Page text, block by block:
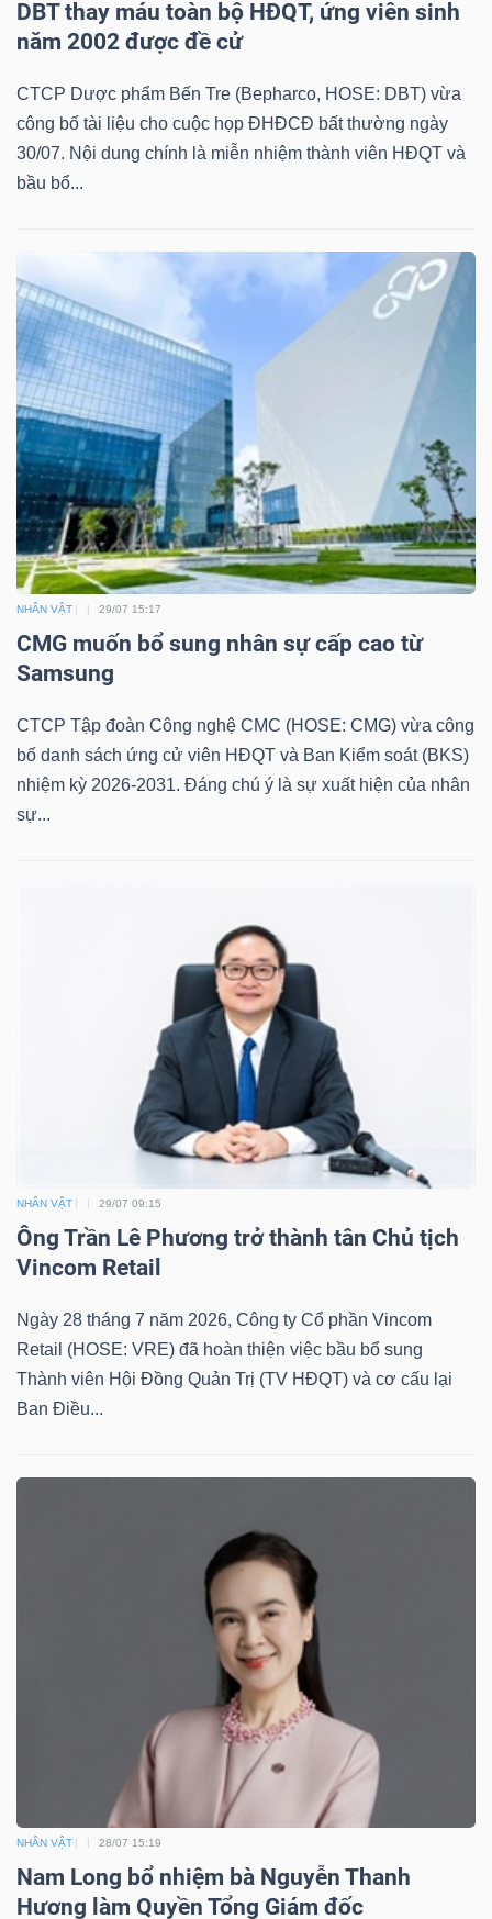
DBT thay máu toàn bộ HĐQT, ứng viên sinh
năm 2002 được đề cử
CTCP Dược phẩm Bến Tre (Bepharco, HOSE: DBT) vừa
công bố tài liệu cho cuộc họp ĐHĐCĐ bất thường ngày
30/07. Nội dung chính là miễn nhiệm thành viên HĐQT và
bầu bổ...
NHÂN VẬT 29/07 15:17
CMG muốn bổ sung nhân sự cấp cao từ
Samsung
CTCP Tập đoàn Công nghệ CMC (HOSE: CMG) vừa công
bố danh sách ứng cử viên HĐQT và Ban Kiểm soát (BKS)
nhiệm kỳ 2026-2031. Đáng chú ý là sự xuất hiện của nhân
sự...
NHÂN VẬT 29/07 09:15
Ông Trần Lê Phương trở thành tân Chủ tịch
Vincom Retail
Ngày 28 tháng 7 năm 2026, Công ty Cổ phần Vincom
Retail (HOSE: VRE) đã hoàn thiện việc bầu bổ sung
Thành viên Hội Đồng Quản Trị (TV HĐQT) và cơ cấu lại
Ban Điều...
NHÂN VẬT 28/07 15:19
Nam Long bổ nhiệm bà Nguyễn Thanh
Hương làm Quyền Tổng Giám đốc